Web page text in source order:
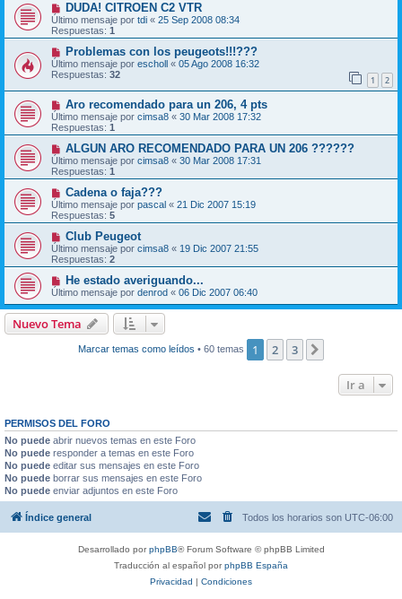
DUDA! CITROEN C2 VTR
Último mensaje por tdi « 25 Sep 2008 08:34
Respuestas: 1
Problemas con los peugeots!!!???
Último mensaje por escholl « 05 Ago 2008 16:32
Respuestas: 32 1 2
Aro recomendado para un 206, 4 pts
Último mensaje por cimsa8 « 30 Mar 2008 17:32
Respuestas: 1
ALGUN ARO RECOMENDADO PARA UN 206 ??????
Último mensaje por cimsa8 « 30 Mar 2008 17:31
Respuestas: 1
Cadena o faja???
Último mensaje por pascal « 21 Dic 2007 15:19
Respuestas: 5
Club Peugeot
Último mensaje por cimsa8 « 19 Dic 2007 21:55
Respuestas: 2
He estado averiguando...
Último mensaje por denrod « 06 Dic 2007 06:40
Nuevo Tema
Marcar temas como leídos • 60 temas 1 2 3
Ir a
PERMISOS DEL FORO
No puede abrir nuevos temas en este Foro
No puede responder a temas en este Foro
No puede editar sus mensajes en este Foro
No puede borrar sus mensajes en este Foro
No puede enviar adjuntos en este Foro
Índice general Todos los horarios son UTC-06:00
Desarrollado porphpBB® Forum Software © phpBB Limited
Traducción al español porphpBB España
Privacidad | Condiciones